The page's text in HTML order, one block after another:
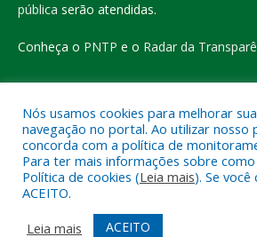
pública serão atendidas.
Conheça o PNTP e o Radar da
Todos os direitos reservados a Prefeitura
do Carajás
Mapa do Site
Acessar o Webmail
Nós usamos cookies para melhorar
navegação no portal. Ao utilizar nosso
concorda com a política de
Para ter mais informações sobre
Política de cookies (Leia mais). Se
ACEITO.
Leia mais
ACEITO